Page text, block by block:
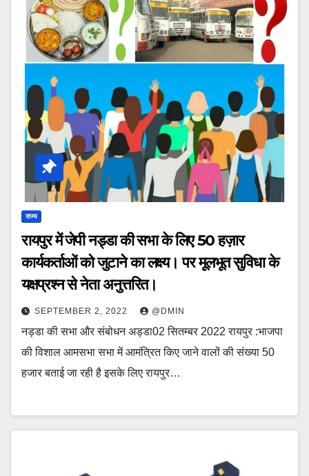
राज्य
रायपुर में जेपी नड्डा की सभा के लिए 50 हज़ार
कार्यकर्ताओं को जुटाने का लक्ष्य। पर मूलभूत सुविधा के
यक्षप्रश्न से नेता अनुत्तरित।
SEPTEMBER 2, 2022 @DMIN
नड्डा की सभा और संबोधन अड्डा02 सितम्बर 2022 रायपुर :भाजपा
की विशाल आमसभा सभा में आमंत्रित किए जाने वालों की संख्या 50
हजार बताई जा रही है इसके लिए रायपुर…